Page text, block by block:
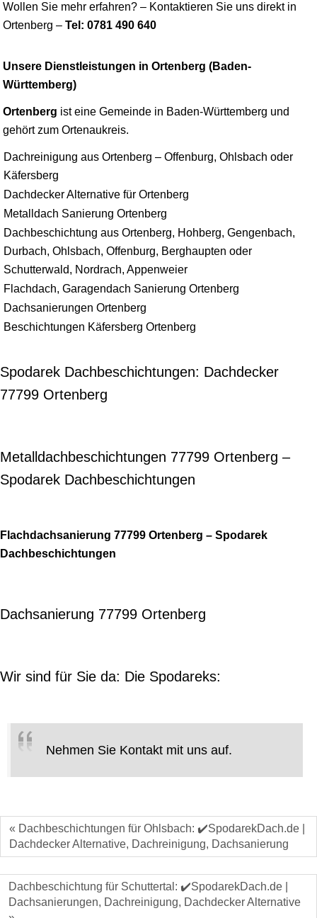
Wollen Sie mehr erfahren? – Kontaktieren Sie uns direkt in
Ortenberg – Tel: 0781 490 640
Unsere Dienstleistungen in Ortenberg (Baden-
Württemberg)
Ortenberg ist eine Gemeinde in Baden-Württemberg und
gehört zum Ortenaukreis.
Dachreinigung aus Ortenberg – Offenburg, Ohlsbach oder
Käfersberg
Dachdecker Alternative für Ortenberg
Metalldach Sanierung Ortenberg
Dachbeschichtung aus Ortenberg, Hohberg, Gengenbach,
Durbach, Ohlsbach, Offenburg, Berghaupten oder
Schutterwald, Nordrach, Appenweier
Flachdach, Garagendach Sanierung Ortenberg
Dachsanierungen Ortenberg
Beschichtungen Käfersberg Ortenberg
Spodarek Dachbeschichtungen: Dachdecker
77799 Ortenberg
Metalldachbeschichtungen 77799 Ortenberg –
Spodarek Dachbeschichtungen
Flachdachsanierung 77799 Ortenberg – Spodarek
Dachbeschichtungen
Dachsanierung 77799 Ortenberg
Wir sind für Sie da: Die Spodareks:
Nehmen Sie Kontakt mit uns auf.
« Dachbeschichtungen für Ohlsbach: ✔️SpodarekDach.de |
Dachdecker Alternative, Dachreinigung, Dachsanierung
Dachbeschichtung für Schuttertal: ✔️SpodarekDach.de |
Dachsanierungen, Dachreinigung, Dachdecker Alternative